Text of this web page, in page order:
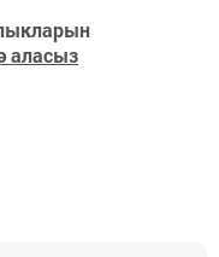
аласыз